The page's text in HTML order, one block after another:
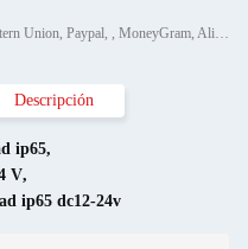
Condiciones de pago: T/T, L/C, D/A, D/P, Western Union, Paypal, , MoneyGram, Alipay
Descripción
ip65,
V,
ip65 dc12-24v